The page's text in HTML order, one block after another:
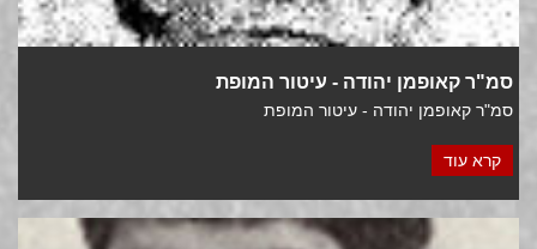
סמ"ר קאופמן יהודה - עיטור המופת
סמ"ר קאופמן יהודה - עיטור המופת
קרא עוד